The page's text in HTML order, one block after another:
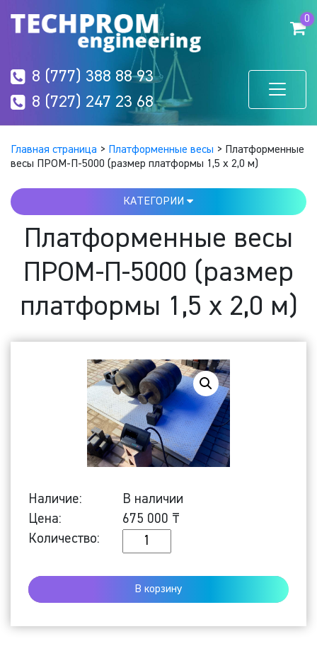
0
8 (777) 388 88 93
8 (727) 247 23 68
Главная страница > Платформенные весы > Платформенные
весы ПРОМ-П-5000 (размер платформы 1,5 х 2,0 м)
КАТЕГОРИИ
Платформенные весы
ПРОМ-П-5000 (размер
платформы 1,5 х 2,0 м)
Наличие:
В наличии
Цена:
675 000 ₸
Количество:
Количество
Платформенные
весы
ПРОМ-
В корзину